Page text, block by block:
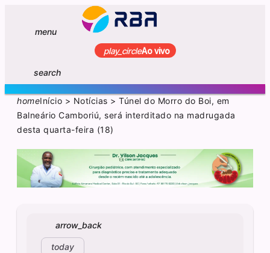
menu
play_circleAo vivo
search
homeInício > Notícias >Túnel do Morro do Boi, em
Balneário Camboriú, será interditado na madrugada
desta quarta-feira (18)
arrow_back
today